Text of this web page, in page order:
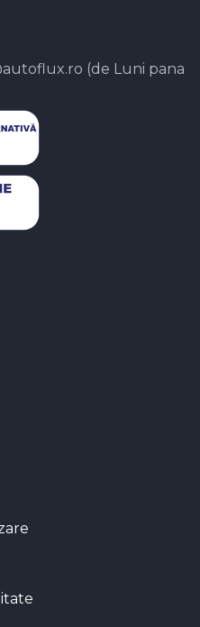
(de Luni pana